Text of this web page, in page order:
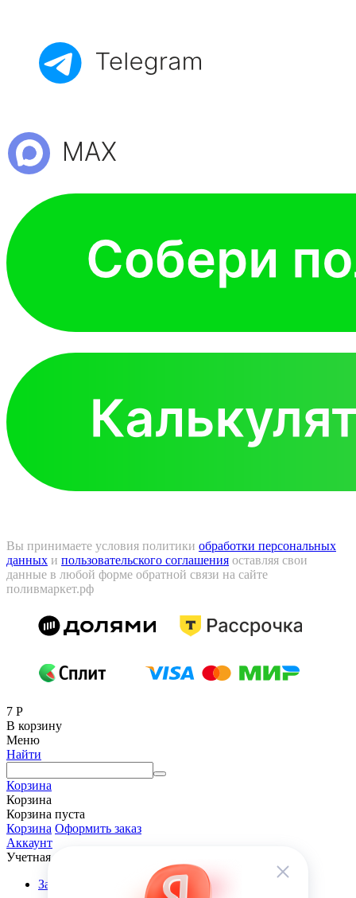
Вы принимаете условия политики обработки персональных
данных и пользовательского соглашения оставляя свои
данные в любой форме обратной связи на сайте
поливмаркет.рф
7 Р
В корзину
Меню
Найти
Корзина
Корзина
Корзина пуста
Корзина Оформить заказ
Аккаунт
Учетная запись
Заказы